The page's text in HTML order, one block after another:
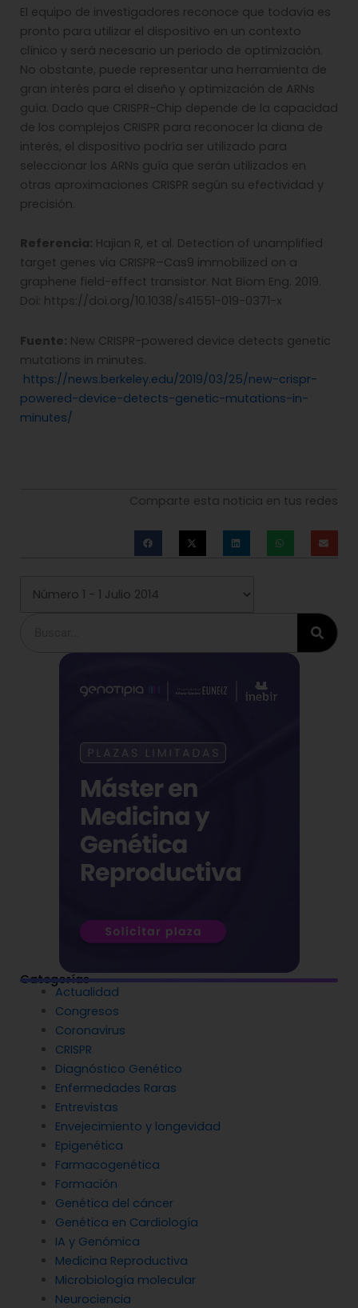
El equipo de investigadores reconoce que todavía es
pronto para utilizar el dispositivo en un contexto
clínico y será necesario un periodo de optimización.
No obstante, puede representar una herramienta de
gran interés para el diseño y optimización de ARNs
guía. Dado que CRISPR-Chip depende de la capacidad
de los complejos CRISPR para reconocer la diana de
interés, el dispositivo podría ser utilizado para
seleccionar los ARNs guía que serán utilizados en
otras aproximaciones CRISPR según su efectividad y
precisión.
Referencia: Hajian R, et al. Detection of unamplified
target genes via CRISPR–Cas9 immobilized on a
graphene field-effect transistor. Nat Biom Eng. 2019.
Doi: https://doi.org/10.1038/s41551-019-0371-x
Fuente: New CRISPR-powered device detects genetic
mutations in minutes.
https://news.berkeley.edu/2019/03/25/new-crispr-
powered-device-detects-genetic-mutations-in-
minutes/
Comparte esta noticia en tus redes
Categorías
Actualidad
Congresos
Coronavirus
CRISPR
Diagnóstico Genético
Enfermedades Raras
Entrevistas
Envejecimiento y longevidad
Epigenética
Farmacogenética
Formación
Genética del cáncer
Genética en Cardiología
IA y Genómica
Medicina Reproductiva
Microbiología molecular
Neurociencia